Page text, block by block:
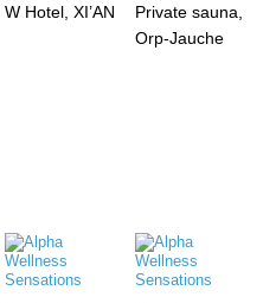
W Hotel, XI’AN
Private sauna,
Orp-Jauche